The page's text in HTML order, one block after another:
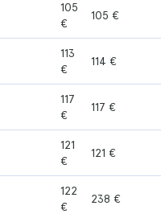
105
€
105 €
113
€
114 €
117
€
117 €
121
€
121 €
122
€
238 €